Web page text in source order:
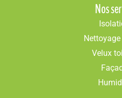
Nos
Velux